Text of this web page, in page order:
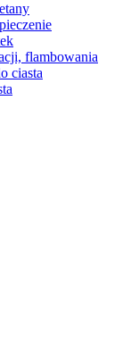
flambowania
ciasta